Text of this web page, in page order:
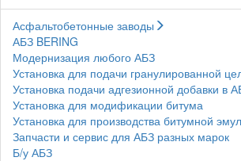
Асфальтобетонные заводы
АБЗ BERING
Модернизация любого АБЗ
Установка для подачи гранулированной
Установка подачи адгезионной добавки в
Установка для модификации битума
Установка для производства битумной
Запчасти и сервис для АБЗ разных марок
Б/у АБЗ